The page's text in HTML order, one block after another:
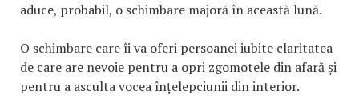
aduce, probabil, o schimbare majoră în această lună.
O schimbare care îi va oferi persoanei iubite claritatea
de care are nevoie pentru a opri zgomotele din afară și
pentru a asculta vocea înțelepciunii din interior.